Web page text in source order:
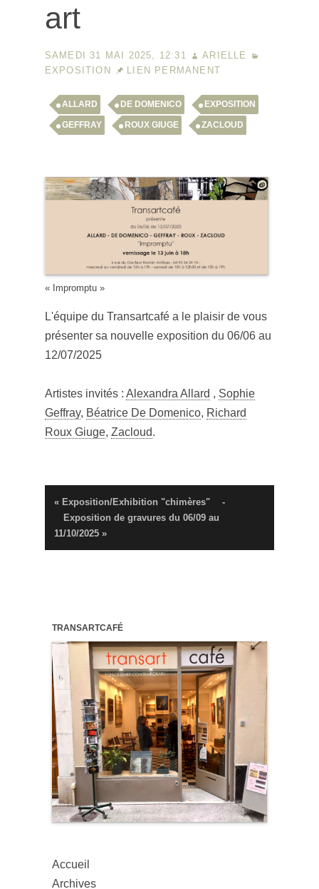
art
SAMEDI 31 MAI 2025, 12:31
ARIELLE
EXPOSITION
LIEN PERMANENT
ALLARD DE DOMENICO EXPOSITION
GEFFRAY ROUX GIUGE ZACLOUD
« Impromptu »
L'équipe du Transartcafé a le plaisir de vous
présenter sa nouvelle exposition du 06/06 au
12/07/2025
Artistes invités : Alexandra Allard , Sophie
Geffray, Béatrice De Domenico, Richard
Roux Giuge, Zacloud.
« Exposition/Exhibition "chimères"
-
Exposition de gravures du 06/09 au
11/10/2025 »
TRANSARTCAFÉ
Accueil
Archives